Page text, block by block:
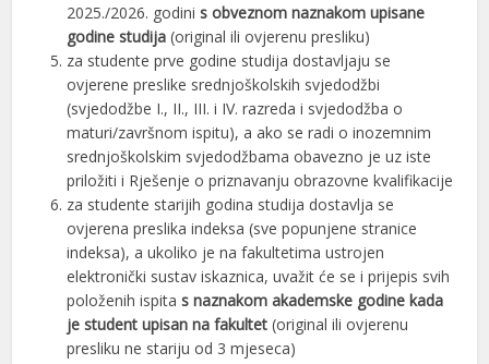
2025./2026. godinis obveznom naznakom upisane
godine studija(original ili ovjerenu presliku)
za studente prve godine studija dostavljaju se
ovjerene preslike srednjoškolskih svjedodžbi
(svjedodžbe I., II., III. i IV. razreda i svjedodžba o
maturi/završnom ispitu), a ako se radi o inozemnim
srednjoškolskim svjedodžbama obavezno je uz iste
priložiti i Rješenje o priznavanju obrazovne kvalifikacije
za studente starijih godina studija dostavlja se
ovjerena preslika indeksa (sve popunjene stranice
indeksa), a ukoliko je na fakultetima ustrojen
elektronički sustav iskaznica, uvažit će se i prijepis svih
položenih ispitas naznakom akademske godine kada
je student upisan na fakultet(original ili ovjerenu
presliku ne stariju od 3 mjeseca)